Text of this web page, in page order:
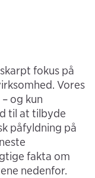
fokus på
Vores
og kun
til at tilbyde
påfyldning på
fakta om
nedenfor.